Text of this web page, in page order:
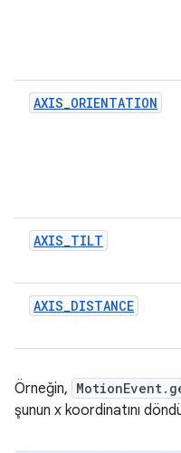
AXIS_ORIENTATION
AXIS_TILT
AXIS_DISTANCE
Örneğin,
şunun x koordinatını